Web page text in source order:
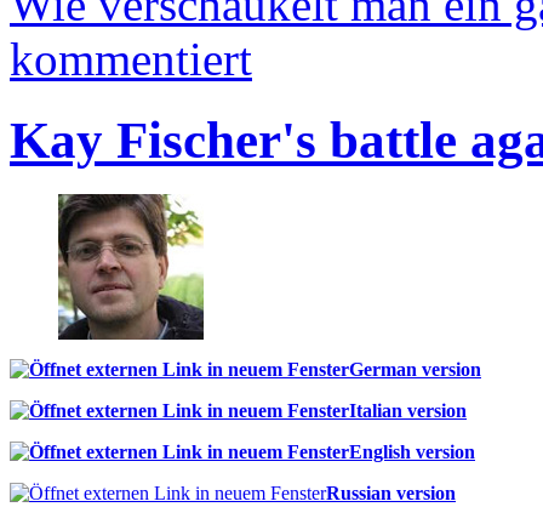
kommentiert
Kay Fischer's battle
German version
Italian version
English version
Russian version